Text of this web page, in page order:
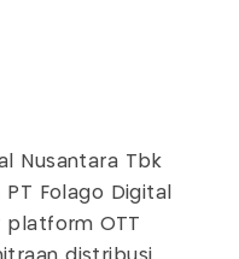
Nusantara Tbk
Folago Digital
platform OTT